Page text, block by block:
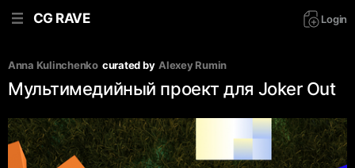
CG RAVE Login
Anna Kulinchenko curated by Аlexey Rumin
Мультимедийный проект для Joker Out